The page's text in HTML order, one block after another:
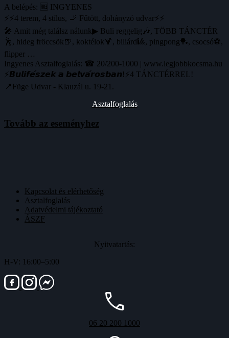
A belépés: 🆓 INGYENES
⚡⚡4 terem, 4 stílus, 🚬 Fűtött, dohányzó udvar⚡⚡
🎤 Amit még találsz nálunk▶ Buli reggelig🎶, TÖBB TÁNCTÉR
🕺, hideg fröccsök🍺, koktélok🍹, biliárd🎱, pingpong🏓, csocsó⚽️,
flipper …
Ingyenes Asztalfoglalás: ☎ 20/200-1000 | www.legjobbkocsma.hu
⚡️𝘽𝙪𝙡𝙞𝙛𝙚́𝙨𝙯𝙚𝙠 𝙖 𝙗𝙚𝙡𝙫𝙖́𝙧𝙤𝙨𝙗𝙖𝙣!⚡️4 TÁNCTÉRREL!
📍Füge Udvar - Klauzál u. 19-21.
Asztalfoglalás
Tovább az eseményhez
Kapcsolat és elérhetőség
Asztalfoglalás
Adatvédelmi tájékoztató
ÁSZF
Nyitvatartás:
H-V: 16:00–5:00
06 20 200 1000